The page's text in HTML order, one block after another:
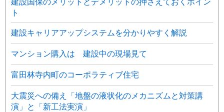
建設国保のメリットとデメリットの押さえておくポイン
ト
建設キャリアアップシステムを分かりやすく解説
マンション購入は 建設中の現場見て
富田林寺内町のコーポラティブ住宅
大震災への備え「地盤の液状化のメカニズムと対策講
演」と「新工法実演」